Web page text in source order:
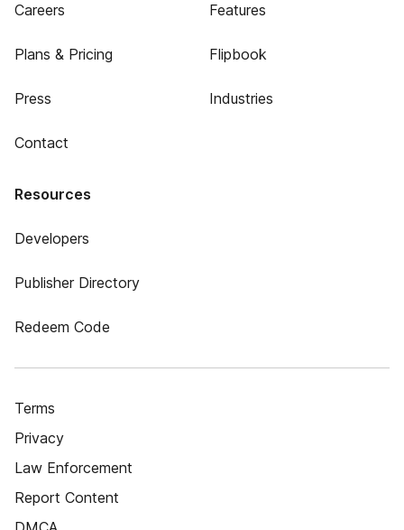
Careers
Plans & Pricing
Press
Contact
Features
Flipbook
Industries
Resources
Developers
Publisher Directory
Redeem Code
Terms
Privacy
Law Enforcement
Report Content